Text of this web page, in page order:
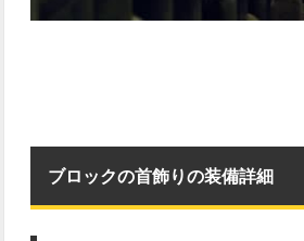
ブロックの首飾りの装備詳細